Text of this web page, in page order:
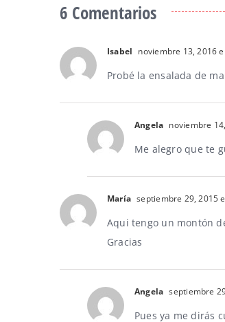
6 Comentarios
Isabel noviembre 13, 2016
Probé la ensalada de
Angela noviembre
Me alegro que te
María septiembre 29, 2015
Aqui tengo un montón
Gracias
Angela septiembre
Pues ya me dirás